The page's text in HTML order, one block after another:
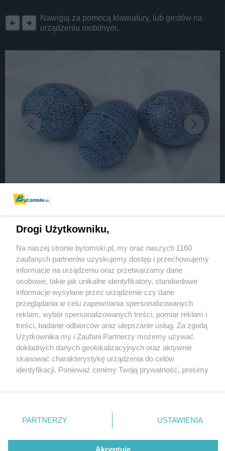
Nawiguj za pomocą klawiatury, lub gestów na
urządzeniu mobilnym.
Inspiracji można zaczerpnąć w Muzeum
Górnośląskim
3 / 8
Kroszonki Muzeum
Górnośląskie
W Muzeum Górnośląskim rozpoczęła się wystawa
"Górnośląskie kroszonki". Osoby odwiedzające po raz
kolejny mogą zainspirować się unikalnymi wzorami
Wydawca mediów lokalnych
Nie zapomnij
zapoznać się z:
polityką prywatności regulamin korzystania z portali
Twojemiasto
Piekary Śląskie
Chorzów
Tarnowskie Góry
Gliwice
Skontakuj sięz nami
Kontakt
Wydawca
Pogoda
Drogi Użytkowniku,
Na naszej stronie bytomski.pl, my oraz naszych 1160
zaufanych partnerów uzyskujemy dostęp i przechowujemy
informacje na urządzeniu oraz przetwarzamy dane
osobowe, takie jak unikalne identyfikatory, standardowe
informacje wysyłane przez urządzenie czy dane
przeglądania w celu zapewniania spersonalizowanych
reklam, wybór spersonalizowanych treści, pomiar reklam i
treści, badanie odbiorców oraz ulepszanie usług. Za zgodą
Użytkownika my i Zaufani Partnerzy możemy używać
dokładnych danych geolokalizacyjnych oraz aktywnie
skanować charakterystykę urządzenia do celów
identyfikacji. Ponieważ cenimy Twoją prywatność, prosimy
prywatności znajdujący się w lewym dolnym rogu strony
. Niektóre rodzaje przetwarzania danych nie wymagają
zgody użytkownika, ale masz prawo sprzeciwić się
takiemu przetwarzaniu. Preferencje będą miały
PARTNERZY USTAWIENIA
Akceptuję